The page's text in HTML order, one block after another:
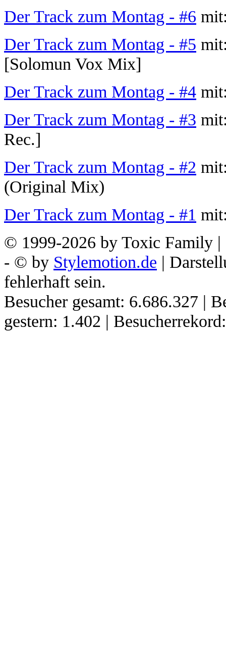
Der Track zum Montag - #6
Der Track zum Montag - #5
[Solomun Vox Mix]
Der Track zum Montag - #4
Der Track zum Montag - #3
Rec.]
Der Track zum Montag - #2
(Original Mix)
Der Track zum Montag - #1
© 1999-2026 by Toxic Family |
- © by Stylemotion.de |
fehlerhaft sein.
Besucher gesamt: 6.686.327 |
gestern: 1.402 |